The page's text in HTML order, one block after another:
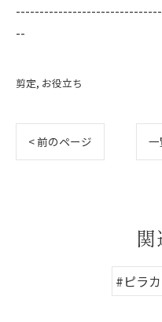
--
剪定 お役立ち
< 前のページ 一
#ピラ